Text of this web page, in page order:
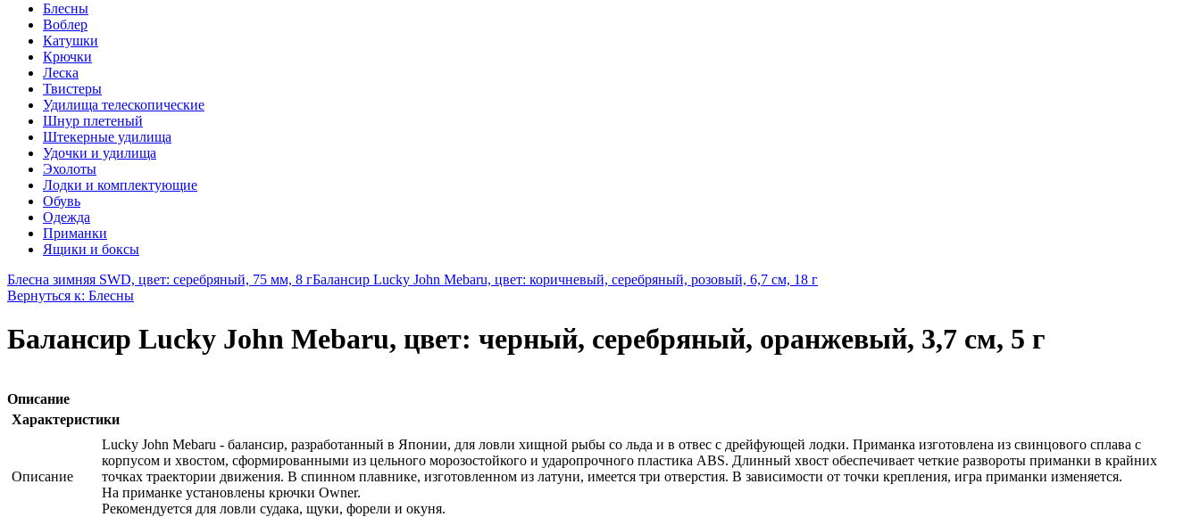
Блесны
Воблер
Катушки
Крючки
Леска
Твистеры
Удилища телескопические
Шнур плетеный
Штекерные удилища
Удочки и удилища
Эхолоты
Лодки и комплектующие
Обувь
Одежда
Приманки
Ящики и боксы
Блесна зимняя SWD, цвет: серебряный, 75 мм, 8 гБалансир Lucky John Mebaru, цвет: коричневый, серебряный, розовый, 6,7 см, 18 г
Вернуться к: Блесны
Балансир Lucky John Mebaru, цвет: черный, серебряный, оранжевый, 3,7 см, 5 г
Описание
Характеристики
Описание
Lucky John Mebaru - балансир, разработанный в Японии, для ловли хищной рыбы со льда и в отвес с дрейфующей лодки. Приманка изготовлена из свинцового сплава с
корпусом и хвостом, сформированными из цельного морозостойкого и ударопрочного пластика ABS. Длинный хвост обеспечивает четкие развороты приманки в крайних
точках траектории движения. В спинном плавнике, изготовленном из латуни, имеется три отверстия. В зависимости от точки крепления, игра приманки изменяется.
На приманке установлены крючки Owner.
Рекомендуется для ловли судака, щуки, форели и окуня.